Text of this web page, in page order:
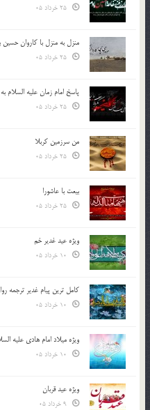
منزل به منزل با کاروان حسین
پاسخ امام زمان علیه السلام
من سرزمین کربلا
بیعت با عاشورا
ویژه عید غدیر خم
کامل ترین پیام غدیر ترجمه
ویژه میلاد امام هادی علیه
ویژه عید قربان